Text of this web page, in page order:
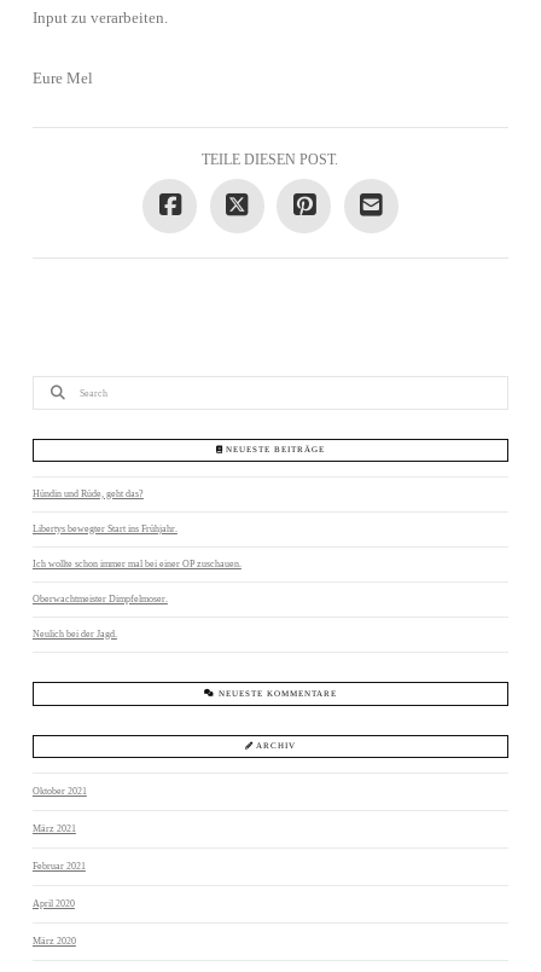
Input zu verarbeiten.
Eure Mel
TEILE DIESEN POST.
Search
NEUESTE BEITRÄGE
Hündin und Rüde, geht das?
Libertys bewegter Start ins Frühjahr.
Ich wollte schon immer mal bei einer OP zuschauen.
Oberwachtmeister Dimpfelmoser.
Neulich bei der Jagd.
NEUESTE KOMMENTARE
ARCHIV
Oktober 2021
März 2021
Februar 2021
April 2020
März 2020